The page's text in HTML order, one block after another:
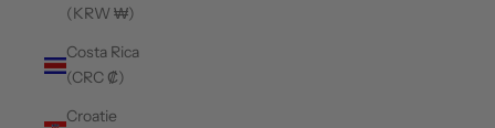
(KRW ₩)
Costa Rica
(CRC ₡)
Croatie